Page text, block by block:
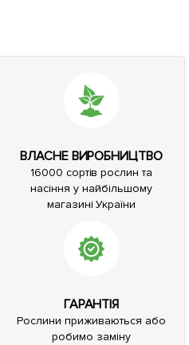
ВЛАСНЕ ВИРОБНИЦТВО
16000 сортів рослин та
насіння у найбільшому
магазині України
ГАРАНТІЯ
Рослини приживаються або
робимо заміну